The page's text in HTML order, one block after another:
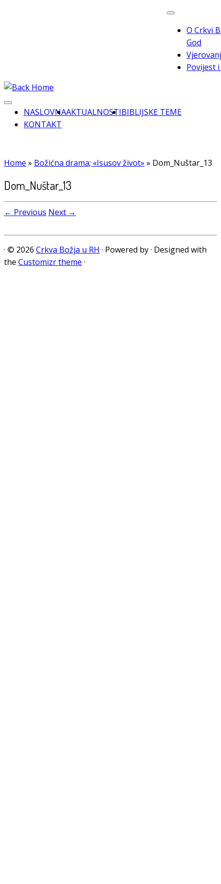
O Crkvi
God
Povijest
NASLOVNAAKTUALNOSTIBIBLIJSKE TEME
KONTAKT
Home » Božićna drama; «Isusov život» » Dom_Nuštar_13
Dom_Nuštar_13
← Previous Next →
· © 2026 Crkva Božja u RH · Powered by· Designed with
the Customizr theme ·